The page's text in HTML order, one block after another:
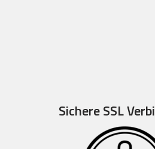
Sichere SSL